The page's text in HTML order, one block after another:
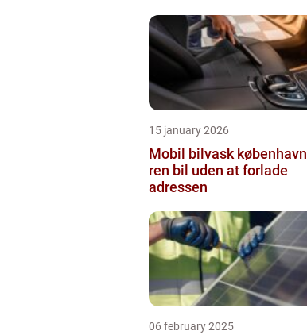
15 january 2026
Mobil bilvask københavn
ren bil uden at forlade
adressen
06 february 2025